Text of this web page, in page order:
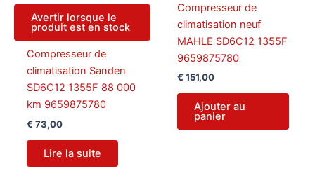
Avertir lorsque le
produit est en stock
Compresseur de
climatisation Sanden
SD6C12 1355F 88 000
km 9659875780
€ 73,00
Lire la suite
Compresseur de
climatisation neuf
MAHLE SD6C12 1355F
9659875780
€ 151,00
Ajouter au
panier